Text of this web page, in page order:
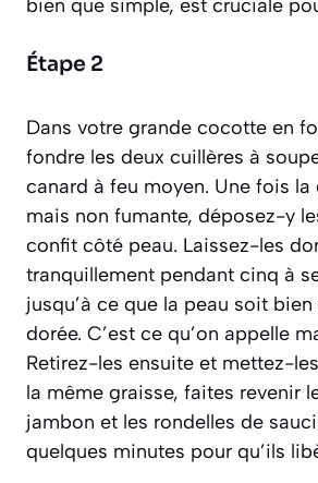
bien que simple, est cruciale
Étape 2
Dans votre grande cocotte en
fondre les deux cuillères à
canard à feu moyen. Une fois
mais non fumante, déposez-y
confit côté peau. Laissez-les
tranquillement pendant cinq à
jusqu’à ce que la peau soit
dorée. C’est ce qu’on appelle
Retirez-les ensuite et mettez-
la même graisse, faites revenir
jambon et les rondelles de
quelques minutes pour qu’ils